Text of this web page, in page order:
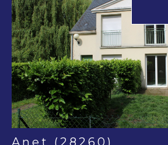
voir le
bien